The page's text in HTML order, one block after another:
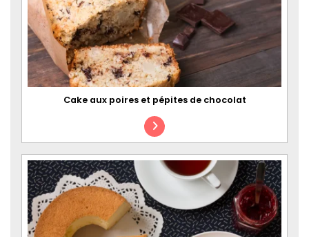
Cake aux poires et pépites de chocolat